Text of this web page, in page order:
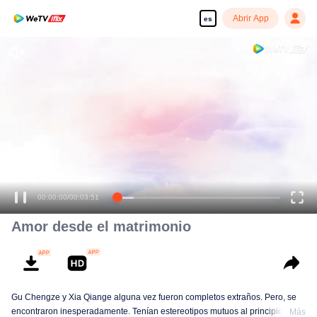
es Abrir App
00:00:00/00:03:51
Amor desde el matrimonio
Gu Chengze y Xia Qiange alguna vez fueron completos extraños. Pero, se
encontraron inesperadamente. Tenían estereotipos mutuos al principio,
Más